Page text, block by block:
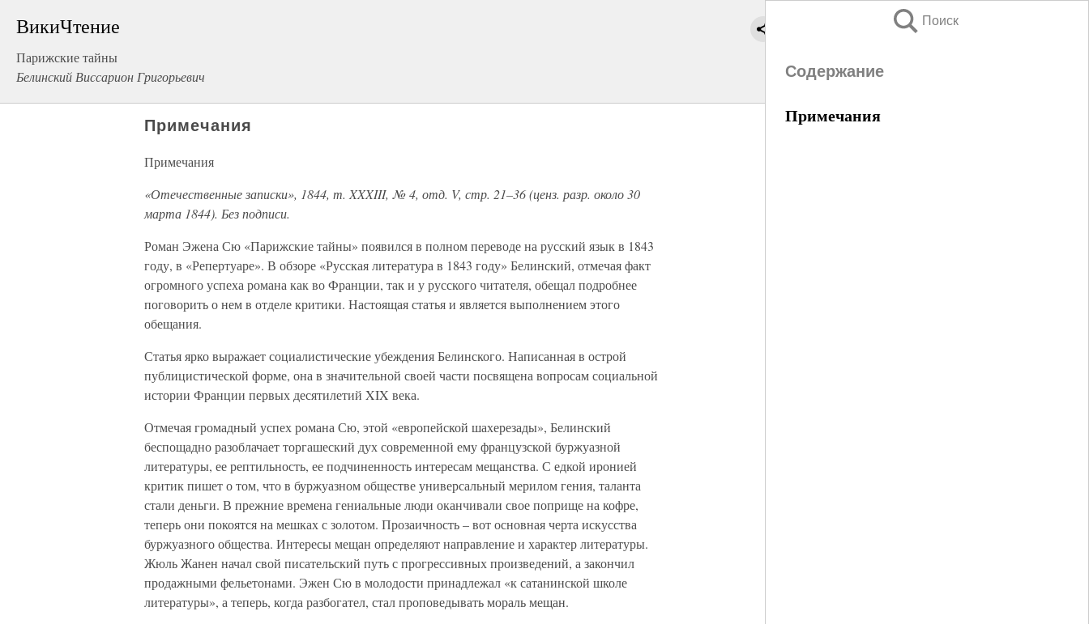
ВикиЧтение
Парижские тайны
Белинский Виссарион Григорьевич
Поиск
Содержание
Примечания
Примечания
Примечания
«Отечественные записки», 1844, т. XXXIII, № 4, отд. V, стр. 21–36 (ценз. разр. около 30
марта 1844). Без подписи.
Роман Эжена Сю «Парижские тайны» появился в полном переводе на русский язык в 1843
году, в «Репертуаре». В обзоре «Русская литература в 1843 году» Белинский, отмечая факт
огромного успеха романа как во Франции, так и у русского читателя, обещал подробнее
поговорить о нем в отделе критики. Настоящая статья и является выполнением этого
обещания.
Статья ярко выражает социалистические убеждения Белинского. Написанная в острой
публицистической форме, она в значительной своей части посвящена вопросам социальной
истории Франции первых десятилетий XIX века.
Отмечая громадный успех романа Сю, этой «европейской шахерезады», Белинский
беспощадно разоблачает торгашеский дух современной ему французской буржуазной
литературы, ее рептильность, ее подчиненность интересам мещанства. С едкой иронией
критик пишет о том, что в буржуазном обществе универсальный мерилом гения, таланта
стали деньги. В прежние времена гениальные люди оканчивали свое поприще на кофре,
теперь они покоятся на мешках с золотом. Прозаичность – вот основная черта искусства
буржуазного общества. Интересы мещан определяют направление и характер литературы.
Жюль Жанен начал свой писательский путь с прогрессивных произведений, а закончил
продажными фельетонами. Эжен Сю в молодости принадлежал «к сатанинской школе
литературы», а теперь, когда разбогател, стал проповедывать мораль мещан.